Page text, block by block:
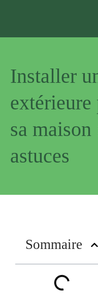
Installer
extérieure
sa
astuces
Sommaire